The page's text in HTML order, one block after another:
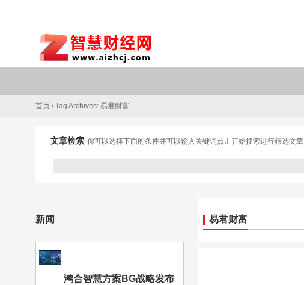
首页 /Tag Archives: 易君财富
文章检索 你可以选择下面的条件并可以输入关键词点击开始搜索进行筛选文章
新闻
鸿合智慧方案BG战略发布
易君财富